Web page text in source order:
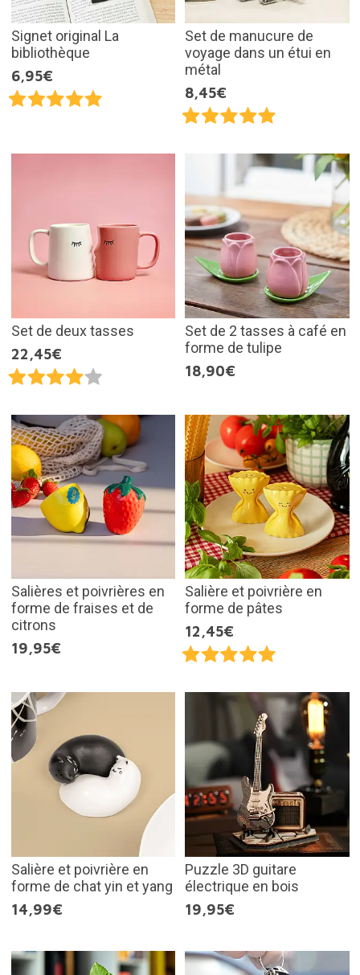
Signet original La
bibliothèque
6,95€
Set de manucure de
voyage dans un étui en
métal
8,45€
Set de deux tasses
22,45€
Set de 2 tasses à café en
forme de tulipe
18,90€
Salières et poivrières en
forme de fraises et de
citrons
19,95€
Salière et poivrière en
forme de pâtes
12,45€
Salière et poivrière en
forme de chat yin et yang
14,99€
Puzzle 3D guitare
électrique en bois
19,95€